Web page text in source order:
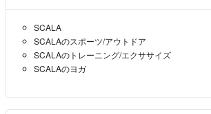
SCALA
SCALAのスポーツ/アウトドア
SCALAのトレーニング/エクササイズ
SCALAのヨガ